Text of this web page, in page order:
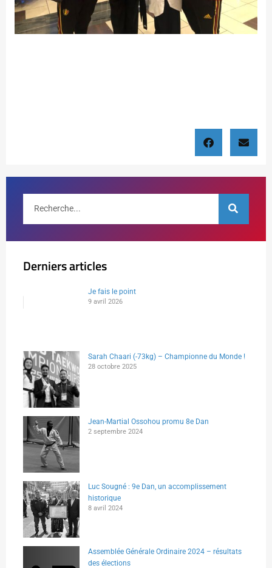
Derniers articles
Je fais le point
9 avril 2026
Sarah Chaari (-73kg) – Championne du Monde !
28 octobre 2025
Jean-Martial Ossohou promu 8e Dan
2 septembre 2024
Luc Sougné : 9e Dan, un accomplissement
historique
8 avril 2024
Assemblée Générale Ordinaire 2024 – résultats
des élections